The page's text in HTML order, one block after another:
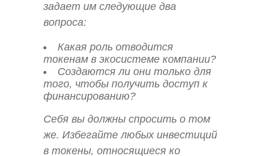
задает им следующие два
вопроса:
Какая роль отводится
токенам в экосистеме компании?
Создаются ли они только для
того, чтобы получить доступ к
финансированию?
Себя вы должны спросить о том
же. Избегайте любых инвестиций
в токены, относящиеся ко